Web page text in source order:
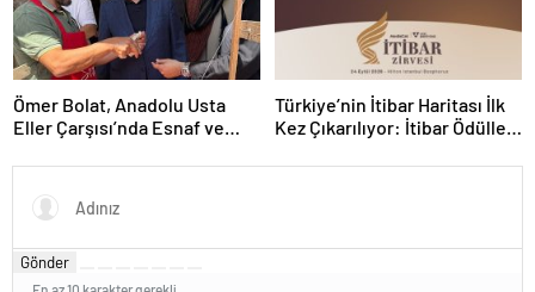
Ömer Bolat, Anadolu Usta
Eller Çarşısı’nda Esnaf ve
Türkiye’nin İtibar Haritası İlk
Kez Çıkarılıyor: İtibar Ödülleri
Bulacak
Gönder